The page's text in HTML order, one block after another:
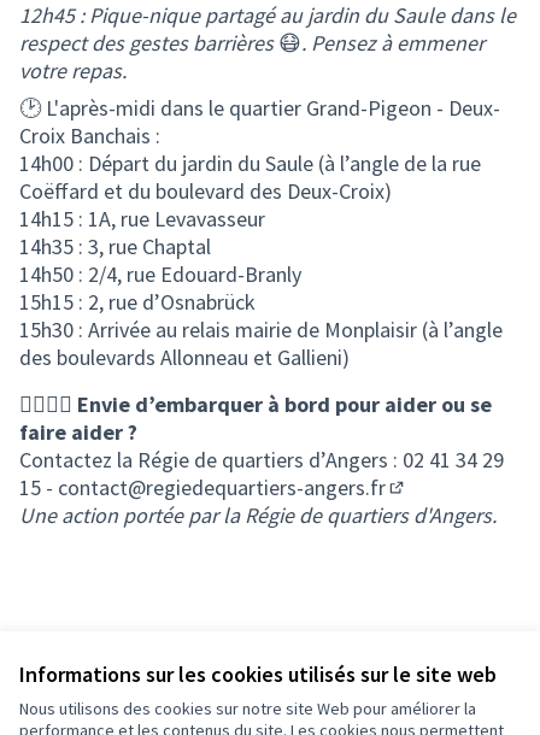
Informations sur les cookies utilisés sur le site web
Nous utilisons des cookies sur notre site Web pour améliorer la
performance et les contenus du site. Les cookies nous permettent
12h45 : Pique-nique partagé au jardin du Saule dans le
respect des gestes barrières😷. Pensez à emmener
votre repas.
🕑 L'après-midi dans le quartier Grand-Pigeon - Deux-
Croix Banchais :
14h00 : Départ du jardin du Saule (à l’angle de la rue
Coëffard et du boulevard des Deux-Croix)
14h15 : 1A, rue Levavasseur
14h35 : 3, rue Chaptal
14h50 : 2/4, rue Edouard-Branly
15h15 : 2, rue d’Osnabrück
15h30 : Arrivée au relais mairie de Monplaisir (à l’angle
des boulevards Allonneau et Gallieni)
🙋‍♀️🙋‍♂️ Envie d’embarquer à bord pour aider ou se
faire aider ?
Contactez la Régie de quartiers d’Angers : 02 41 34 29
15 - contact@regiedequartiers-angers.fr
(S'ouvre dans
Une action portée par la Régie de quartiers d'Angers.
Conditions d'utilisation